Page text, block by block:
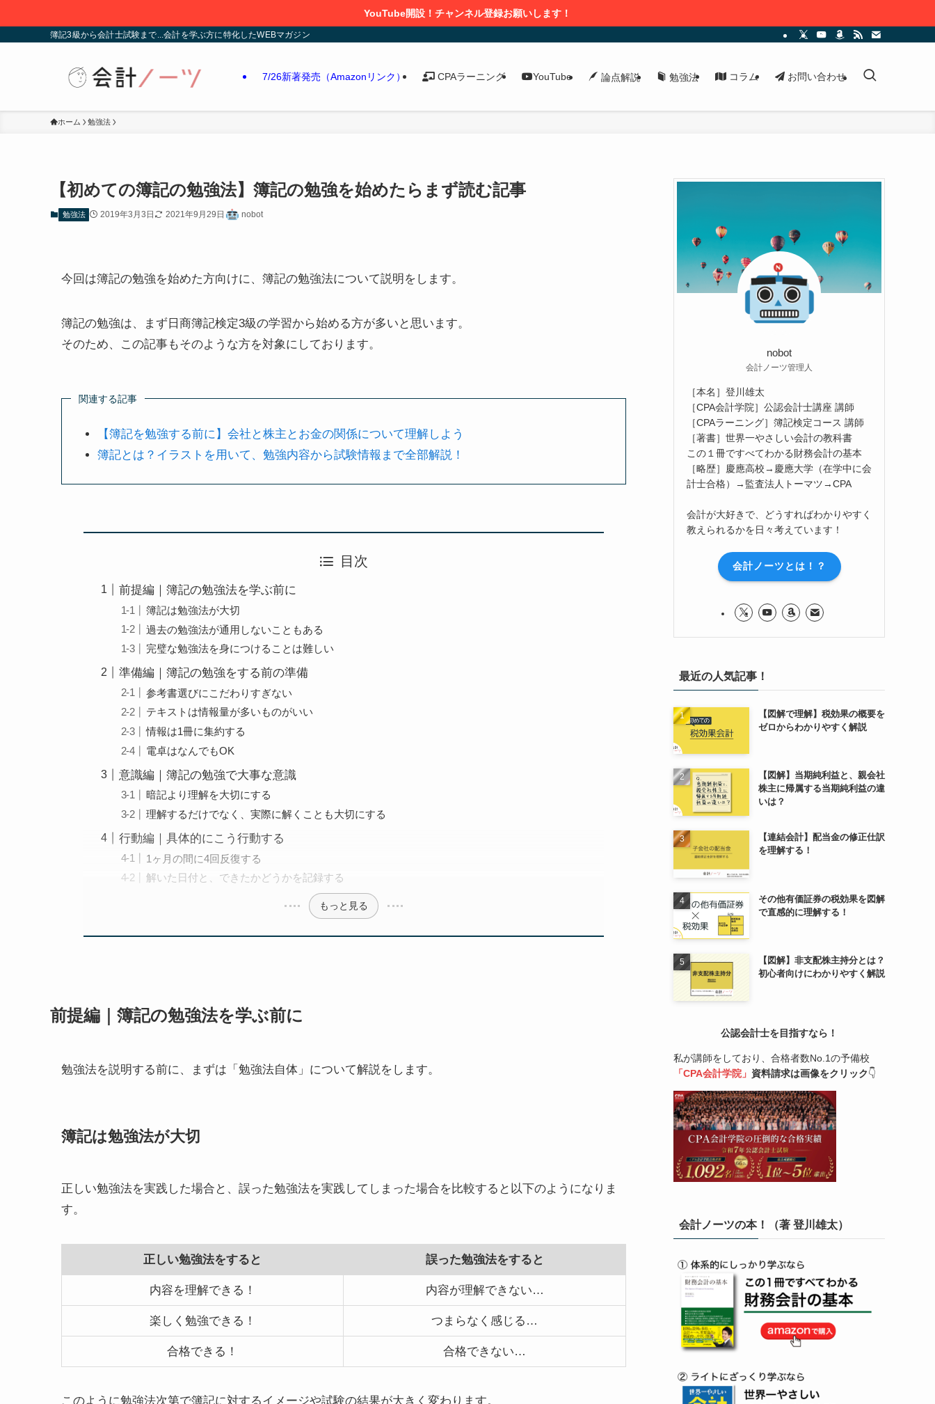
YouTube開設！チャンネル登録お願いします！
簿記3級から会計士試験まで...会計を学ぶ方に特化したWEBマガジン
7/26新著発売（Amazonリンク） CPAラーニング YouTube 論点解説 勉強法 コラム お問い合わせ
ホーム 勉強法
【初めての簿記の勉強法】簿記の勉強を始めたらまず読む記事
勉強法 2019年3月3日 2021年9月29日 nobot
今回は簿記の勉強を始めた方向けに、簿記の勉強法について説明をします。
簿記の勉強は、 まず日商簿記検定3級の学習から始める方が多いと思います。
そのため、この記事もそのような方を対象にしております。
関連する記事
【簿記を勉強する前に】会社と株主とお金の関係について理解しよう
簿記とは？イラストを用いて、勉強内容から試験情報まで全部解説！
目次
前提編｜簿記の勉強法を学ぶ前に
簿記は勉強法が大切
過去の勉強法が通用しないこともある
完璧な勉強法を身につけることは難しい
準備編｜簿記の勉強をする前の準備
参考書選びにこだわりすぎない
テキストは情報量が多いものがいい
情報は1冊に集約する
電卓はなんでもOK
意識編｜簿記の勉強で大事な意識
暗記より理解を大切にする
理解するだけでなく、実際に解くことも大切にする
行動編｜具体的にこう行動する
1ヶ月の間に4回反復する
解いた日付と、できたかどうかを記録する
もっと見る
前提編｜簿記の勉強法を学ぶ前に
勉強法を説明する前に、まずは「勉強法自体」について解説をします。
簿記は勉強法が大切
正しい勉強法を実践した場合と、誤った勉強法を実践してしまった場合を比較すると以下のようになりま
す。
正しい勉強法をすると 誤った勉強法をすると
内容を理解できる！ 内容が理解できない…
楽しく勉強できる！ つまらなく感じる…
合格できる！ 合格できない…
このように勉強法次第で簿記に対するイメージや試験の結果が大きく変わります。
nobot
会計ノーツ管理人
［本名］登川雄太
［CPA会計学院］公認会計士講座 講師
［CPAラーニング］簿記検定コース 講師
［著書］世界一やさしい会計の教科書
この１冊ですべてわかる財務会計の基本
［略歴］慶應高校→慶應大学（在学中に会
計士合格）→監査法人トーマツ→CPA
会計が大好きで、どうすればわかりやすく
教えられるかを日々考えています！
会計ノーツとは！？
最近の人気記事！
【図解で理解】税効果の概要を
ゼロからわかりやすく解説
【図解】当期純利益と、親会社
株主に帰属する当期純利益の違
いは？
【連結会計】配当金の修正仕訳
を理解する！
その他有価証券の税効果を図解
で直感的に理解する！
【図解】非支配株主持分とは？
初心者向けにわかりやすく解説
公認会計士を目指すなら！
私が講師をしており、合格者数No.1の予備校
「CPA会計学院」 資料請求は画像をクリック👇
会計ノーツの本！（著 登川雄太）